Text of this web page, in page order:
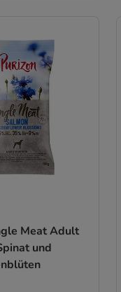
Meat Adult
und